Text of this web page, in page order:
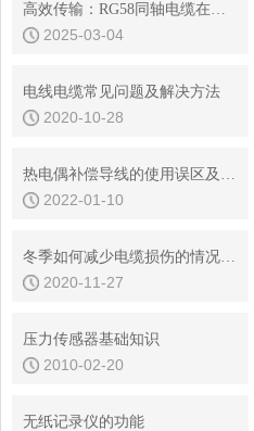
高效传输：RG58同轴电缆在信号传输中的优势
2025-03-04
电线电缆常见问题及解决方法
2020-10-28
热电偶补偿导线的使用误区及其处理方法
2022-01-10
冬季如何减少电缆损伤的情况发生
2020-11-27
压力传感器基础知识
2010-02-20
无纸记录仪的功能